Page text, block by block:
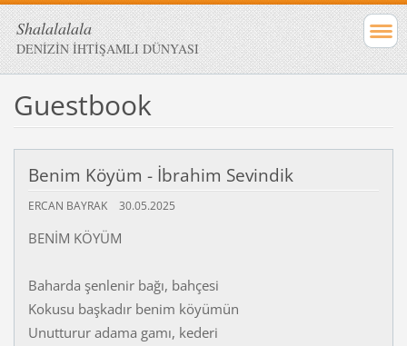
Shalalalala
DENİZİN İHTİŞAMLI DÜNYASI
Guestbook
Benim Köyüm - İbrahim Sevindik
ERCAN BAYRAK 30.05.2025
BENİM KÖYÜM
Baharda şenlenir bağı, bahçesi
Kokusu başkadır benim köyümün
Unutturur adama gamı, kederi